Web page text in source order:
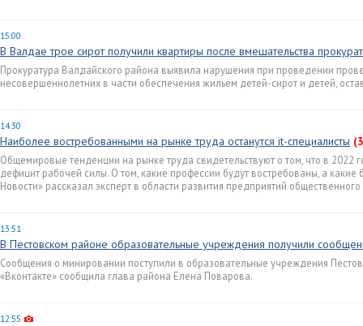
15:00
В Валдае трое сирот получили квартиры после вмешательства
Прокуратура Валдайского района выявила нарушения при проведении
несовершеннолетних в части обеспечения жильем детей-сирот и детей,
14:30
Наиболее востребованными на рынке труда останутся it-специалисты
Общемировые тенденции на рынке труда свидетельствуют о том, что в 2022
дефицит рабочей силы. О том, какие профессии будут востребованы, а
Новости» рассказал эксперт в области развития предприятий
13:51
В Пестовском районе образовательные учреждения получили
Сообщения о минировании поступили в образовательные учреждения
«Вконтакте» сообщила глава района Елена Поварова.
12:55